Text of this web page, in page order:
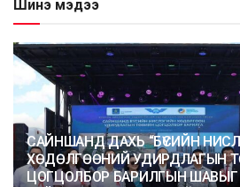
Шинэ мэдээ
САЙНШАНД ДАХЬ “БҮСИЙН
ХӨДӨЛГӨӨНИЙ УДИРДЛАГЫН
ЦОГЦОЛБОР БАРИЛГЫН ШАВЫГ